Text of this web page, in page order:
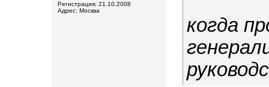
Регистрация: 21.10.2008
Адрес: Москва
когда